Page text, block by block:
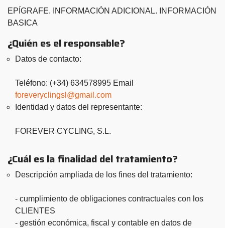
EPÍGRAFE. INFORMACIÓN ADICIONAL. INFORMACIÓN
BASICA
¿Quién es el responsable?
Datos de contacto:
Teléfono: (+34) 634578995 Email
foreveryclingsl@gmail.com
Identidad y datos del representante:
FOREVER CYCLING, S.L.
¿Cuál es la finalidad del tratamiento?
Descripción ampliada de los fines del tratamiento:
- cumplimiento de obligaciones contractuales con los
CLIENTES
- gestión económica, fiscal y contable en datos de